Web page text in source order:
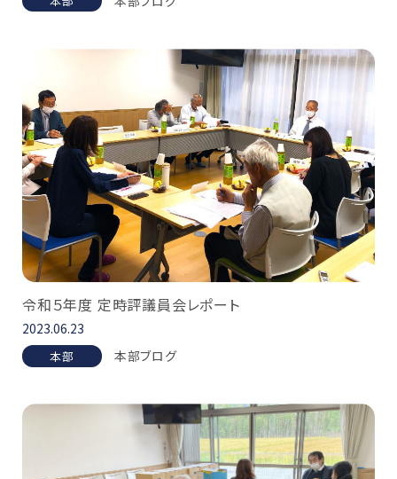
令和５年度 定時評議員会レポート
2023.06.23
本部 本部ブログ